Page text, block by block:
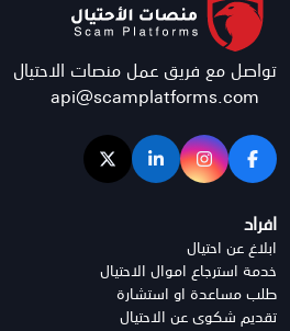
تواصل مع فريق عمل منصات الاحتيال
api@scamplatforms.com
افراد
ابلاغ عن احتيال
خدمة استرجاع اموال الاحتيال
طلب مساعدة او استشارة
تقديم شكوى عن الاحتيال